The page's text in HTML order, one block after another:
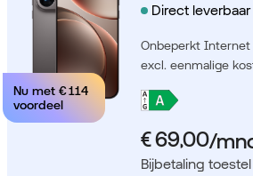
Nu met € 114
voordeel
Direct leverbaar
Onbeperkt Internet
excl. eenmalige
Bijbetaling toestel